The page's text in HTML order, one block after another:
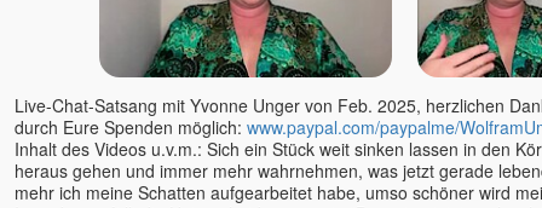
Suprya Gina
Sven Sein
Tara
Tara Bondi
Live-Chat-Satsang mit Yvonne Unger von Feb. 2025, herzlichen
durch Eure Spenden möglich: www.paypal.com/paypalme/
Inhalt des Videos u.v.m.: Sich ein Stück weit sinken lassen in den
heraus gehen und immer mehr wahrnehmen, was jetzt gerade
mehr ich meine Schatten aufgearbeitet habe, umso schöner wird